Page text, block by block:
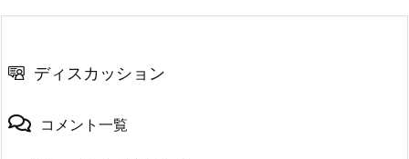
ディスカッション
コメント一覧